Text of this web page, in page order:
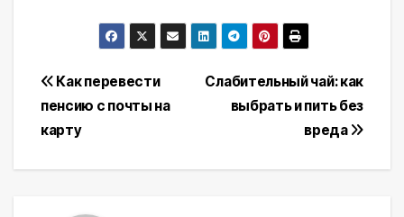
Навигация
по
записям
Слабительный чай: как
выбрать и пить без
вреда
Как перевести
пенсию с почты на
карту